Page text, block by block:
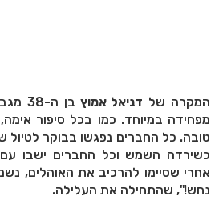
המקרה שלדניאל אמוץ
בן ה-
מפחידה במיוחד. כמו בכל סיפור
טובה. כל החברים נפגשו בבוקר לטיול
כשירדה השמש וכל החברים ישבו עם
אחרי שסיימו להרכיב את האוהלים,
נחש!", שהתחילה את העלילה.